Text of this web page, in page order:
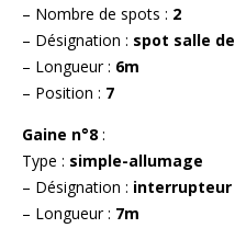
– Nombre de spots : 2
– Désignation : spot salle
– Longueur : 6m
– Position : 7
Gaine n°8 :
Type : simple-allumage
– Désignation : interrupteur
– Longueur : 7m